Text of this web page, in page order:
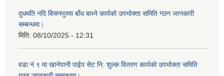
दुधमति नदि बिसनपुरमा बाँध बाध्ने कार्यको उपभोक्ता समिति गठन जानकारी
सम्बन्धमा।
मिति: 08/10/2025 - 12:31
वडा नं ९ मा खानेपानी पाईप सेट नि: शुल्क वितरण कार्यको उपभोक्ता समिति